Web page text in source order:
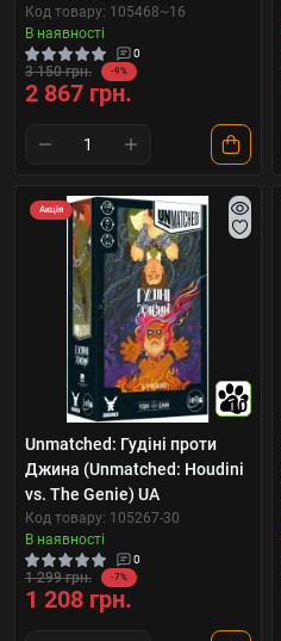
Код товару: 105468~16
В наявності
0
3 150 грн. -9%
2 867 грн.
Акція
10
Unmatched: Гудіні проти
Джина (Unmatched: Houdini
vs. The Genie) UA
Код товару: 105267-30
В наявності
0
1 299 грн. -7%
1 208 грн.